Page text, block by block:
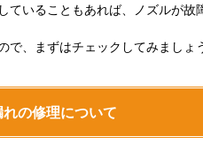
ていることもあれば、ノズルが
、まずはチェックしてみましょ
れの修理について